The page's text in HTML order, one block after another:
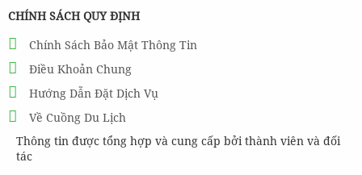
Tour Đi Bộ Dưới Biển Phú Quốc
950,000đ
Tour đang có giảm giá đến -11 %
CHÍNH SÁCH QUY ĐỊNH
Chính Sách Bảo Mật Thông Tin
Điều Khoản Chung
Hướng Dẫn Đặt Dịch Vụ
Về Cuồng Du Lịch
Thông tin được tổng hợp và cung cấp bởi thành viên và đối
tác